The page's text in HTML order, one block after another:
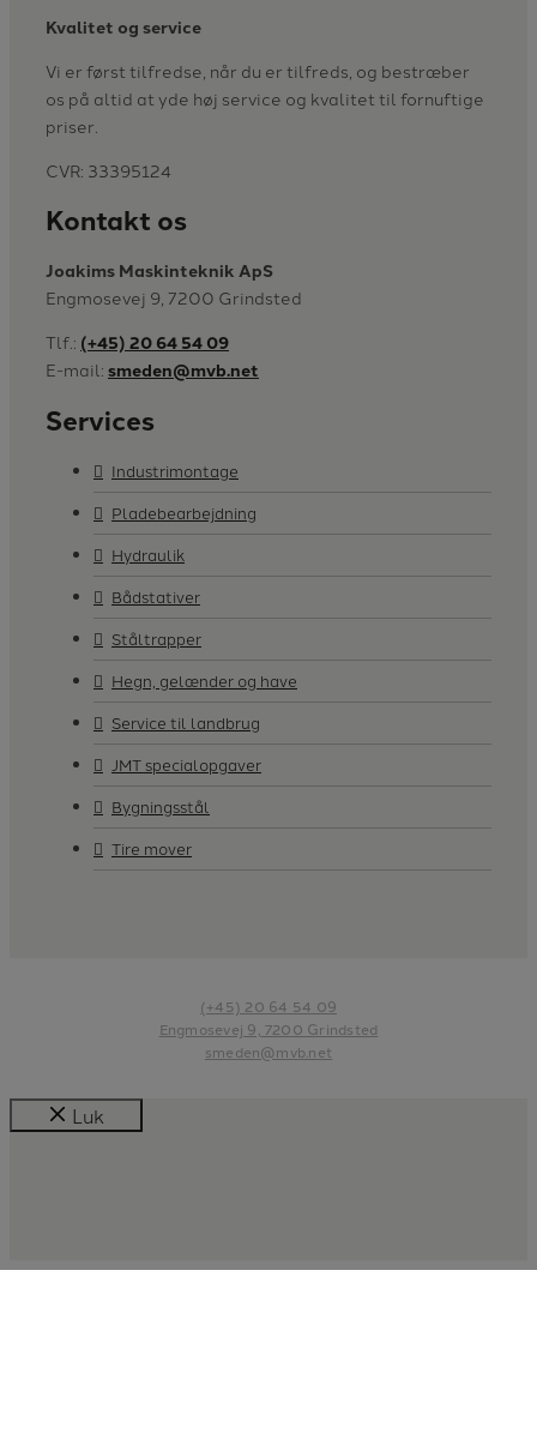
Kvalitet og service
Vi er først tilfredse, når du er tilfreds, og bestræber
os på altid at yde høj service og kvalitet til fornuftige
priser.
CVR: 33395124
Kontakt os
Joakims Maskinteknik ApS
Engmosevej 9, 7200 Grindsted
Tlf.: (+45) 20 64 54 09
E-mail: smeden@mvb.net
Services
Industrimontage
Pladebearbejdning
Hydraulik
Bådstativer
Ståltrapper
Hegn, gelænder og have
Service til landbrug
JMT specialopgaver
Bygningsstål
Tire mover
(+45) 20 64 54 09
Engmosevej 9, 7200 Grindsted
smeden@mvb.net
Luk